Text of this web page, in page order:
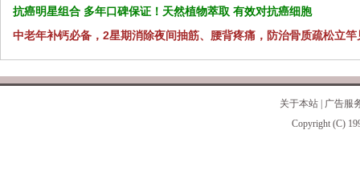
抗癌明星组合 多年口碑保证！天然植物萃取 有效对抗癌细胞
中老年补钙必备，2星期消除夜间抽筋、腰背疼痛，防治骨质疏松立竿
关于本站
广告服
Copyright (C)